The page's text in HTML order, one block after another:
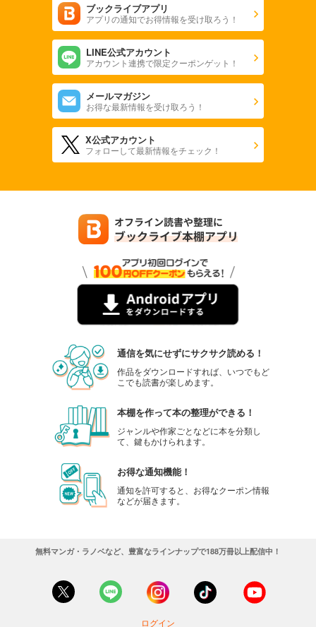
ブックライブアプリ
アプリの通知でお得情報を受け取ろう！
LINE公式アカウント
アカウント連携で限定クーポンゲット！
メールマガジン
お得な最新情報を受け取ろう！
X公式アカウント
フォローして最新情報をチェック！
通信を気にせずにサクサク読める！
作品をダウンロードすれば、いつでもど
こでも読書が楽しめます。
本棚を作って本の整理ができる！
ジャンルや作家ごとなどに本を分類し
て、鍵もかけられます。
お得な通知機能！
通知を許可すると、お得なクーポン情報
などが届きます。
無料マンガ・ラノベなど、豊富なラインナップで188万冊以上配信中！
ログイン